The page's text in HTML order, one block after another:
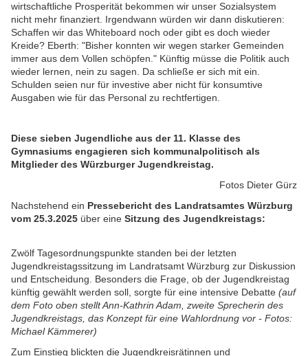
wirtschaftliche Prosperität bekommen wir unser Sozialsystem
nicht mehr finanziert. Irgendwann würden wir dann diskutieren:
Schaffen wir das Whiteboard noch oder gibt es doch wieder
Kreide? Eberth: "Bisher konnten wir wegen starker Gemeinden
immer aus dem Vollen schöpfen." Künftig müsse die Politik auch
wieder lernen, nein zu sagen. Da schließe er sich mit ein.
Schulden seien nur für investive aber nicht für konsumtive
Ausgaben wie für das Personal zu rechtfertigen.
Diese sieben Jugendliche aus der 11. Klasse des
Gymnasiums engagieren sich kommunalpolitisch als
Mitglieder des Würzburger Jugendkreistag.
Fotos Dieter Gürz
Nachstehend ein Pressebericht des Landratsamtes Würzburg
vom 25.3.2025 über eine Sitzung des Jugendkreistags:
Zwölf Tagesordnungspunkte standen bei der letzten
Jugendkreistagssitzung im Landratsamt Würzburg zur Diskussion
und Entscheidung. Besonders die Frage, ob der Jugendkreistag
künftig gewählt werden soll, sorgte für eine intensive Debatte (auf
dem Foto oben stelltAnn-Kathrin Adam, zweite Sprecherin des
Jugendkreistags, das Konzept für eine Wahlordnung vor - Fotos:
Michael Kämmerer)
Zum Einstieg blickten die Jugendkreisrätinnen und